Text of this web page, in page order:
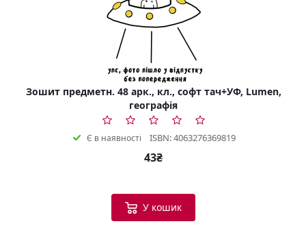
Зошит предметн. 48 арк., кл., софт тач+УФ, Lumen,
географія
Є в наявності ISBN: 4063276369819
43₴
У кошик